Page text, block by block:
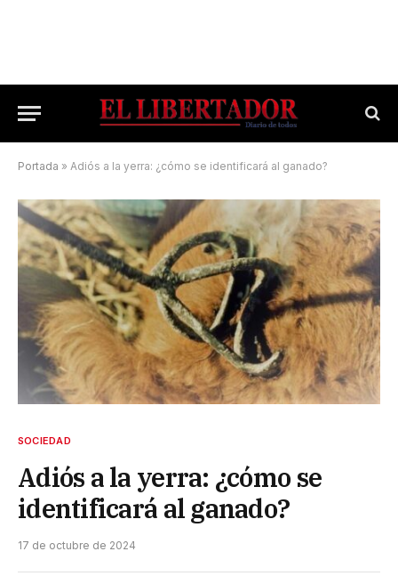
Portada » Adiós a la yerra: ¿cómo se identificará al ganado?
SOCIEDAD
Adiós a la yerra: ¿cómo se
identificará al ganado?
17 de octubre de 2024